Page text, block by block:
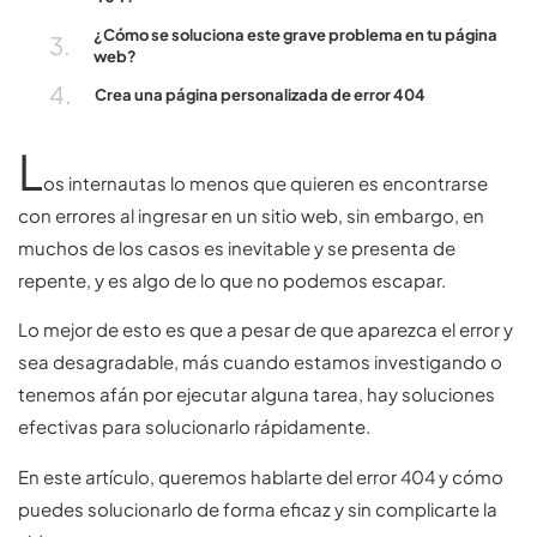
¿Cómo se soluciona este grave problema en tu página
web?
Crea una página personalizada de error 404
Los internautas lo menos que quieren es encontrarse
con errores al ingresar en un sitio web, sin embargo, en
muchos de los casos es inevitable y se presenta de
repente, y es algo de lo que no podemos escapar.
Lo mejor de esto es que a pesar de que aparezca el error y
sea desagradable, más cuando estamos investigando o
tenemos afán por ejecutar alguna tarea, hay soluciones
efectivas para solucionarlo rápidamente.
En este artículo, queremos hablarte del error 404 y cómo
puedes solucionarlo de forma eficaz y sin complicarte la